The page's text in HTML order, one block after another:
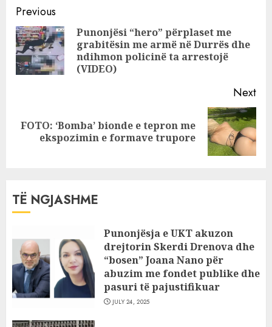
dalin pamjet e
momentit të
arrestimit të
Nuredin Dumanit
Continue
Reading
Previous
Punonjësi “hero” përplaset me
grabitësin me armë në Durrës dhe
ndihmon policinë ta arrestojë
(VIDEO)
Next
Next
post:
FOTO: ‘Bomba’ bionde e tepron me
ekspozimin e formave trupore
TË NGJASHME
Punonjësja e UKT akuzon
drejtorin Skerdi Drenova dhe
“bosen” Joana Nano për
abuzim me fondet publike dhe
pasuri të pajustifikuar
JULY 24, 2025